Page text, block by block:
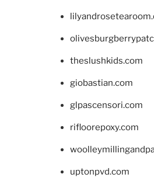
theslushkids.com
giobastian.com
glpascensori.com
rifloorepoxy.com
uptonpvd.com